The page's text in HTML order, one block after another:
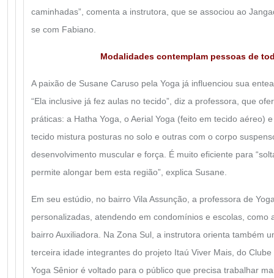
caminhadas”, comenta a instrutora, que se associou ao
se com Fabiano.
Modalidades contemplam pessoas de
A paixão de Susane Caruso pela Yoga já influenciou sua
“Ela inclusive já fez aulas no tecido”, diz a professora, que
práticas: a Hatha Yoga, o Aerial Yoga (feito em tecido aéreo)
tecido mistura posturas no solo e outras com o corpo
desenvolvimento muscular e força. É muito eficiente para
permite alongar bem esta região”, explica Susane.
Em seu estúdio, no bairro Vila Assunção, a professora de
personalizadas, atendendo em condomínios e escolas, como
bairro Auxiliadora. Na Zona Sul, a instrutora orienta também
terceira idade integrantes do projeto Itaú Viver Mais, do Clube
Yoga Sênior é voltado para o público que precisa trabalhar